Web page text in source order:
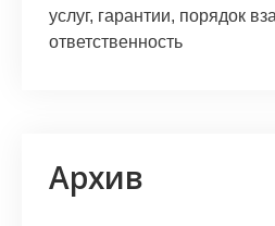
услуг, гарантии, порядок
ответственность
Архив